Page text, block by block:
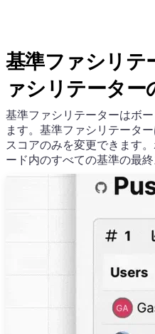
基準ファシリテ
ァシリテーター
基準ファシリテーターはボ
ます。基準ファシリテータ
スコアのみを変更できます
ード内のすべての基準の最